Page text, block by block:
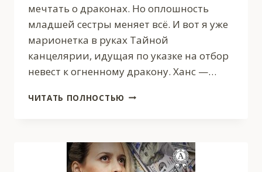
мечтать о драконах. Но оплошность
младшей сестры меняет всё. И вот я уже
марионетка в руках Тайной
канцелярии, идущая по указке на отбор
невест к огненному дракону. Ханс —…
ЧИТАТЬ ПОЛНОСТЬЮ СИРОТКА
ОГНЕННОГО
ДРАКОНА